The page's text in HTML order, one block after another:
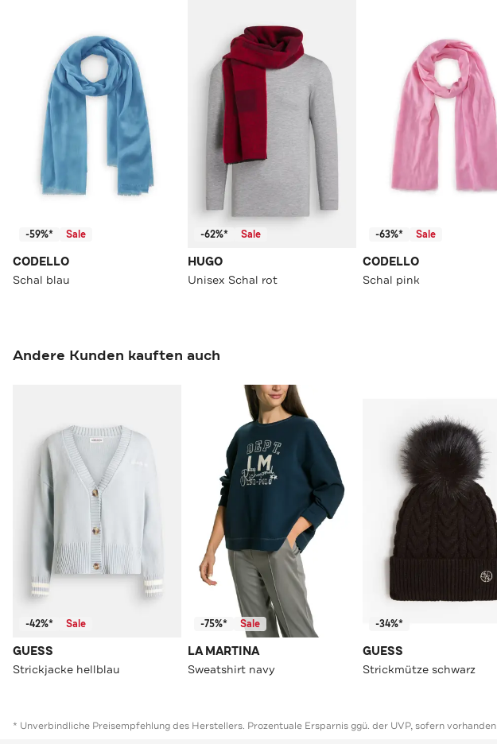
-59%* Sale
CODELLO
Schal blau
-62%* Sale
HUGO
Unisex Schal rot
-63%* Sale
CODELLO
Schal pink
Andere Kunden kauften auch
-42%* Sale
GUESS
Strickjacke hellblau
-75%* Sale
LA MARTINA
Sweatshirt navy
-34%*
GUESS
Strickmütze schwarz
* Unverbindliche Preisempfehlung des Herstellers. Prozentuale Ersparnis ggü. der UVP, sofern vorhanden